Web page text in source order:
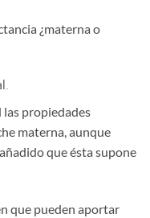
¿materna o
propiedades
materna, aunque
que ésta supone
que pueden aportar